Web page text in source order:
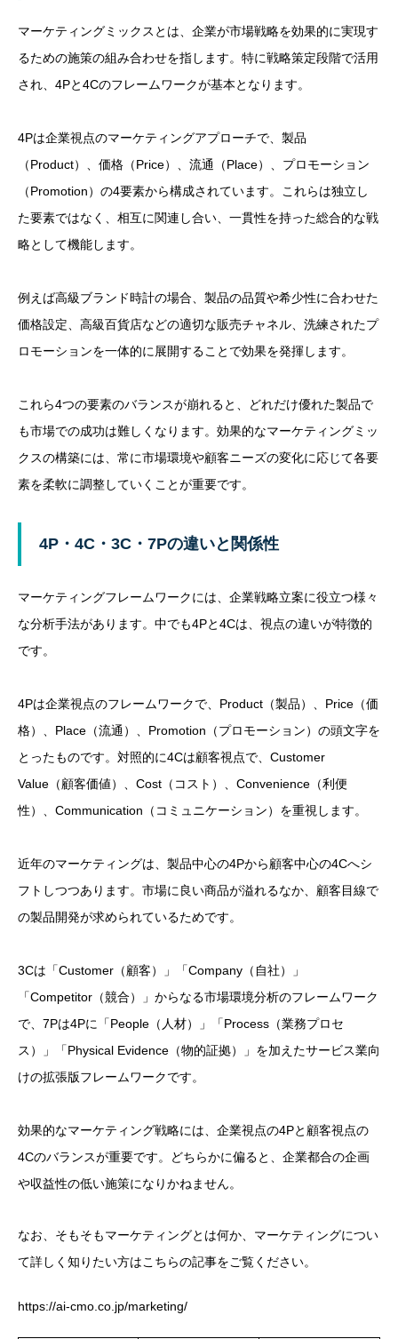
マーケティングミックスとは、企業が市場戦略を効果的に実現す
るための施策の組み合わせを指します。特に戦略策定段階で活用
され、4Pと4Cのフレームワークが基本となります。
4Pは企業視点のマーケティングアプローチで、製品
（Product）、価格（Price）、流通（Place）、プロモーション
（Promotion）の4要素から構成されています。これらは独立し
た要素ではなく、相互に関連し合い、一貫性を持った総合的な戦
略として機能します。
例えば高級ブランド時計の場合、製品の品質や希少性に合わせた
価格設定、高級百貨店などの適切な販売チャネル、洗練されたプ
ロモーションを一体的に展開することで効果を発揮します。
これら4つの要素のバランスが崩れると、どれだけ優れた製品で
も市場での成功は難しくなります。効果的なマーケティングミッ
クスの構築には、常に市場環境や顧客ニーズの変化に応じて各要
素を柔軟に調整していくことが重要です。
4P・4C・3C・7Pの違いと関係性
マーケティングフレームワークには、企業戦略立案に役立つ様々
な分析手法があります。中でも4Pと4Cは、視点の違いが特徴的
です。
4Pは企業視点のフレームワークで、Product（製品）、Price（価
格）、Place（流通）、Promotion（プロモーション）の頭文字を
とったものです。対照的に4Cは顧客視点で、Customer
Value（顧客価値）、Cost（コスト）、Convenience（利便
性）、Communication（コミュニケーション）を重視します。
近年のマーケティングは、製品中心の4Pから顧客中心の4Cへシ
フトしつつあります。市場に良い商品が溢れるなか、顧客目線で
の製品開発が求められているためです。
3Cは「Customer（顧客）」「Company（自社）」
「Competitor（競合）」からなる市場環境分析のフレームワーク
で、7Pは4Pに「People（人材）」「Process（業務プロセ
ス）」「Physical Evidence（物的証拠）」を加えたサービス業向
けの拡張版フレームワークです。
効果的なマーケティング戦略には、企業視点の4Pと顧客視点の
4Cのバランスが重要です。どちらかに偏ると、企業都合の企画
や収益性の低い施策になりかねません。
なお、そもそもマーケティングとは何か、マーケティングについ
て詳しく知りたい方はこちらの記事をご覧ください。
https://ai-cmo.co.jp/marketing/